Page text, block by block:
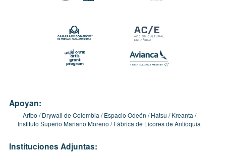
Apoyan:
Artbo Drywall de Colombia Espacio Odeón Hatsu
Kreanta
Instituto Superio Mariano Moreno
Fábrica de Licores de Antioquia
Instituciones Adjuntas: